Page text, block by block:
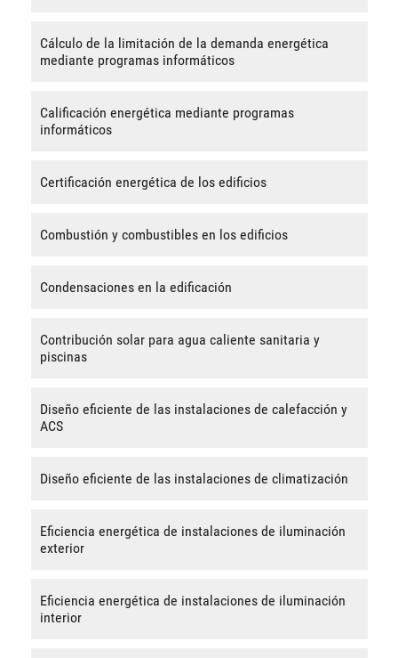
Cálculo de la limitación de la demanda energética
mediante programas informáticos
Calificación energética mediante programas
informáticos
Certificación energética de los edificios
Combustión y combustibles en los edificios
Condensaciones en la edificación
Contribución solar para agua caliente sanitaria y
piscinas
Diseño eficiente de las instalaciones de calefacción y
ACS
Diseño eficiente de las instalaciones de climatización
Eficiencia energética de instalaciones de iluminación
exterior
Eficiencia energética de instalaciones de iluminación
interior